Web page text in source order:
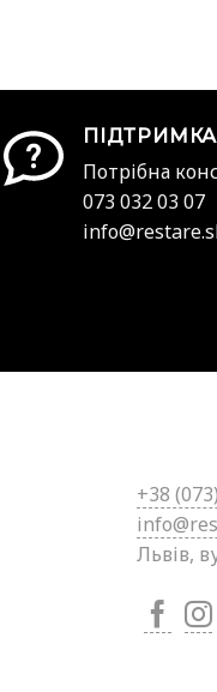
ПІДТРИМКА
Потрібна
073 032 03 07
+38 (0
Львів,